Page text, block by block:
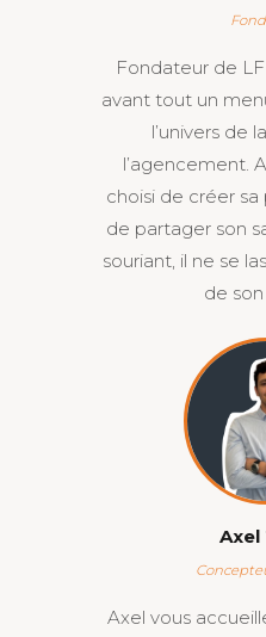
Fondateur de
avant tout un
l’univers de
l’agencement.
choisi de créer
de partager son
souriant, il ne se
de
Axel
Axel vous